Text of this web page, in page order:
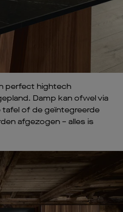
perfect hightech
Damp kan ofwel via
of de geïntegreerde
afgezogen – alles is